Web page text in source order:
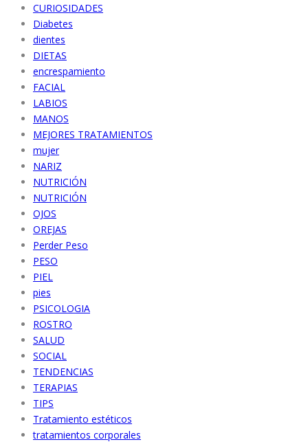
CURIOSIDADES
Diabetes
dientes
DIETAS
encrespamiento
FACIAL
LABIOS
MANOS
MEJORES TRATAMIENTOS
mujer
NARIZ
NUTRICIÓN
NUTRICIÓN
OJOS
OREJAS
Perder Peso
PESO
PIEL
pies
PSICOLOGIA
ROSTRO
SALUD
SOCIAL
TENDENCIAS
TERAPIAS
TIPS
Tratamiento estéticos
tratamientos corporales